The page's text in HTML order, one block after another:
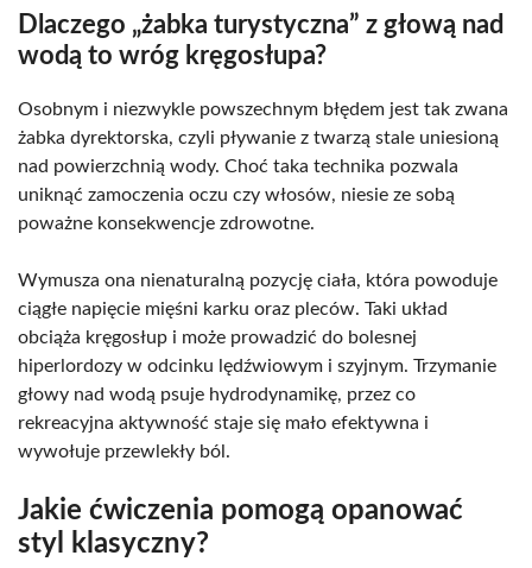
Dlaczego „żabka turystyczna” z głową nad
wodą to wróg kręgosłupa?
Osobnym i niezwykle powszechnym błędem jest tak zwana
żabka dyrektorska, czyli pływanie z twarzą stale uniesioną
nad powierzchnią wody. Choć taka technika pozwala
uniknąć zamoczenia oczu czy włosów, niesie ze sobą
poważne konsekwencje zdrowotne.
Wymusza ona nienaturalną pozycję ciała, która powoduje
ciągłe napięcie mięśni karku oraz pleców. Taki układ
obciąża kręgosłup i może prowadzić do bolesnej
hiperlordozy w odcinku lędźwiowym i szyjnym. Trzymanie
głowy nad wodą psuje hydrodynamikę, przez co
rekreacyjna aktywność staje się mało efektywna i
wywołuje przewlekły ból.
Jakie ćwiczenia pomogą opanować
styl klasyczny?